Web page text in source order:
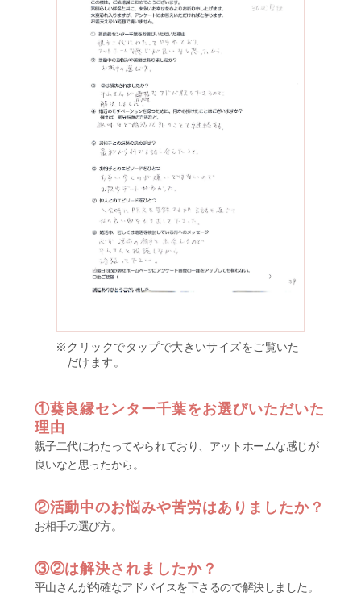
クリックで タップで大きいサイズをご覧いた
だけます。
①葵良縁センター千葉をお選びいただいた
理由
親子二代にわたってやられており、アットホームな感じが
良いなと思ったから。
②活動中のお悩みや苦労はありましたか？
お相手の選び方。
③②は解決されましたか？
平山さんが的確なアドバイスを下さるので解決しました。